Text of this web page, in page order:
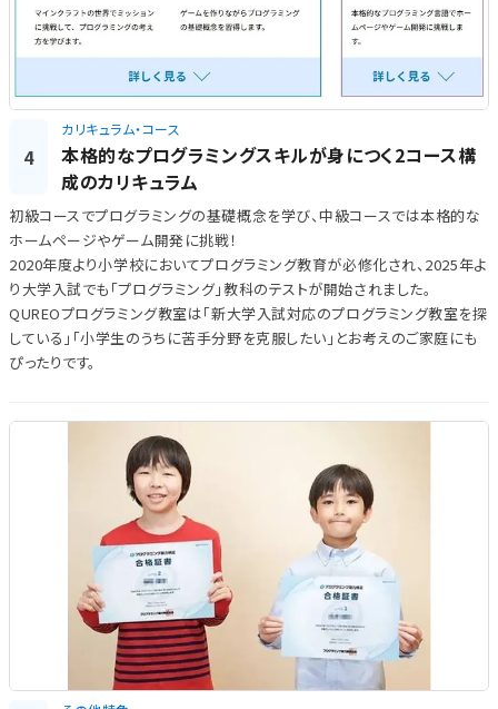
4
カリキュラム・コース
本格的なプログラミングスキルが身につく2コース構
成のカリキュラム
初級コースでプログラミングの基礎概念を学び、中級コースでは本格的な
ホームページやゲーム開発に挑戦！
2020年度より小学校においてプログラミング教育が必修化され、2025年よ
り大学入試でも「プログラミング」教科のテストが開始されました。
QUREOプログラミング教室は「新大学入試対応のプログラミング教室を探
している」「小学生のうちに苦手分野を克服したい」とお考えのご家庭にも
ぴったりです。